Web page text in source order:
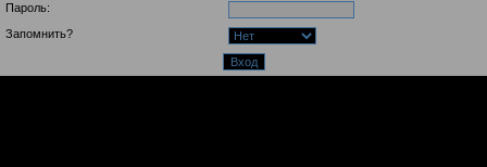
Пароль:
Запомнить?